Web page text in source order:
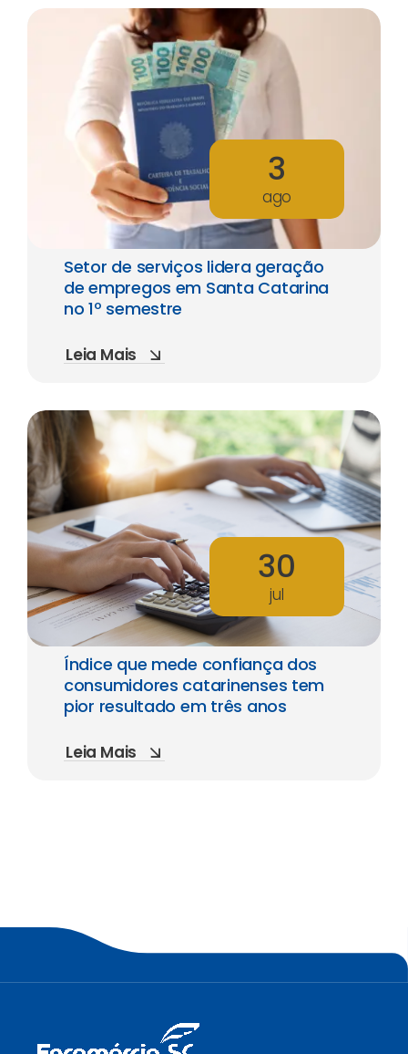
3
ago
Setor de serviços lidera geração
de empregos em Santa Catarina
no 1º semestre
Leia Mais
30
jul
Índice que mede confiança dos
consumidores catarinenses tem
pior resultado em três anos
Leia Mais